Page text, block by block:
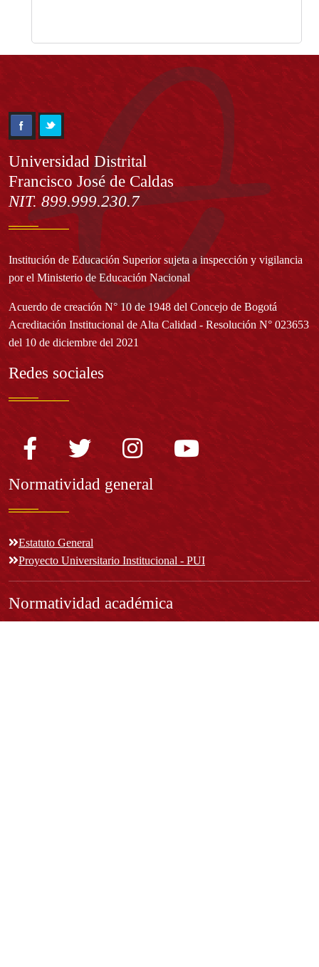
Información
Universidad Distrital
Francisco José de Caldas
NIT. 899.999.230.7
Institución de Educación Superior sujeta a inspección y vigilancia
por el Ministerio de Educación Nacional
Acuerdo de creación N° 10 de 1948 del Concejo de Bogotá
Acreditación Institucional de Alta Calidad - Resolución N° 023653
del 10 de diciembre del 2021
Redes sociales
Normatividad general
Estatuto General
Proyecto Universitario Institucional - PUI
Normatividad académica